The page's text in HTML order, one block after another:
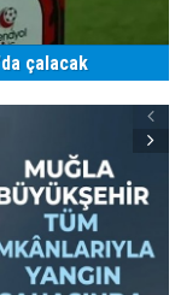
çalacak